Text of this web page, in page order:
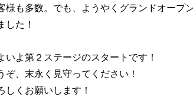
様も多数。でも、ようやくグランドオープ
した！
いよ第２ステージのスタートです！
ぞ、末永く見守ってください！
しくお願いします！